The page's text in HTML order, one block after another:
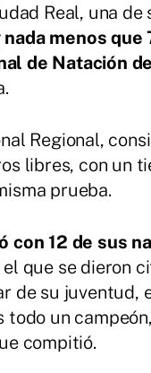
Real, una
menos que
de Natación
Regional,
libres, con un
prueba.
12 de sus
el que se dieron
de su juventud,
un
compitió.